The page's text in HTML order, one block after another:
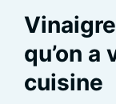
qu’on
cuisine